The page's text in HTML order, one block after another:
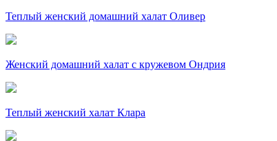
Теплый женский домашний халат Оливер
Женский домашний халат с кружевом Ондрия
Теплый женский халат Клара